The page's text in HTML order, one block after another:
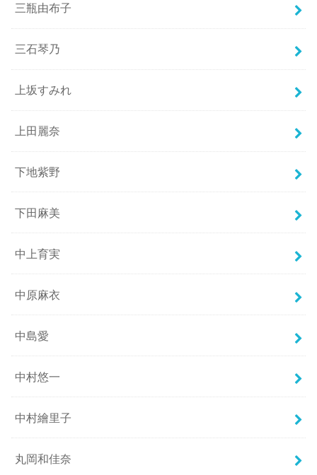
三瓶由布子
三石琴乃
上坂すみれ
上田麗奈
下地紫野
下田麻美
中上育実
中原麻衣
中島愛
中村悠一
中村繪里子
丸岡和佳奈